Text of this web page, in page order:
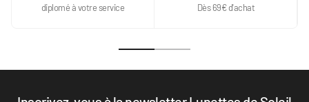
diplomé à votre service Dès 69€ d'achat